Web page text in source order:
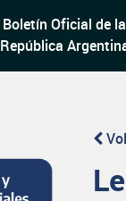
Boletín Oficial de la
República